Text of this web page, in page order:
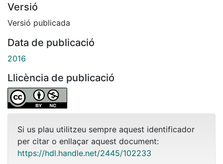
Versió
Versió publicada
Data de publicació
2016
Llicència de publicació
Si us plau utilitzeu sempre aquest identificador
per citar o enllaçar aquest document:
https://hdl.handle.net/2445/102233